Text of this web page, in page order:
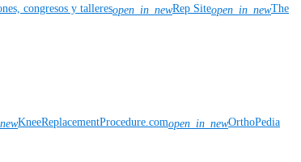
congresos y talleresopen_in_newRep Siteopen_in_newThe
KneeReplacementProcedure.comopen_in_newOrthoPedia